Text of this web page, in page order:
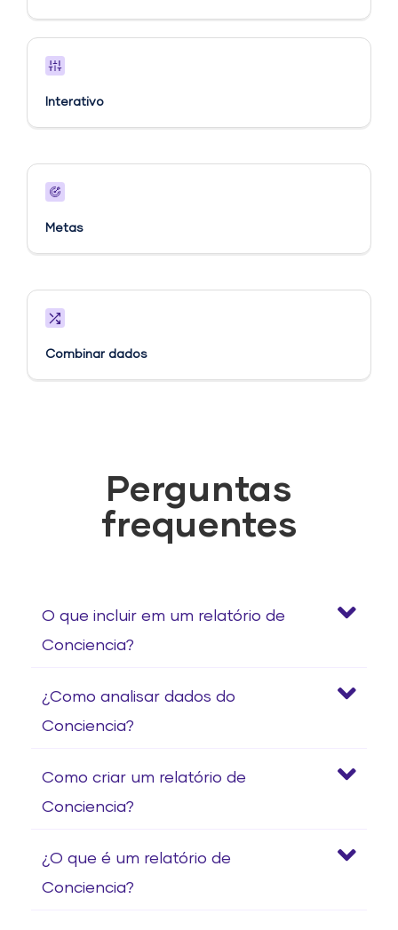
Interativo
Metas​
Combinar dados
Perguntas
frequentes
O que incluir em um relatório de
Conciencia?
¿Como analisar dados do
Conciencia?
Como criar um relatório de
Conciencia?
¿O que é um relatório de
Conciencia?